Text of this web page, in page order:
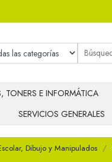
TONERS E INFORMÁTICA
SERVICIOS GENERALES
Dibujo y Manipulados